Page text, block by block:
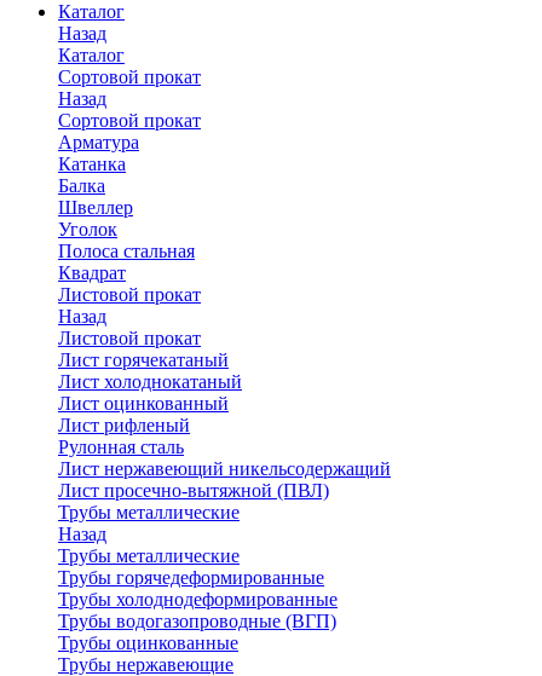
Каталог
Назад
Каталог
Сортовой прокат
Назад
Сортовой прокат
Арматура
Катанка
Балка
Швеллер
Уголок
Полоса стальная
Квадрат
Листовой прокат
Назад
Листовой прокат
Лист горячекатаный
Лист холоднокатаный
Лист оцинкованный
Лист рифленый
Рулонная сталь
Лист нержавеющий никельсодержащий
Лист просечно-вытяжной (ПВЛ)
Трубы металлические
Назад
Трубы металлические
Трубы горячедеформированные
Трубы холоднодеформированные
Трубы водогазопроводные (ВГП)
Трубы оцинкованные
Трубы нержавеющие